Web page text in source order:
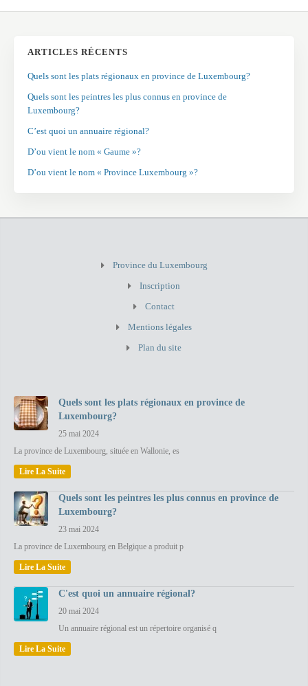
ARTICLES RÉCENTS
Quels sont les plats régionaux en province de Luxembourg?
Quels sont les peintres les plus connus en province de
Luxembourg?
C’est quoi un annuaire régional?
D’ou vient le nom « Gaume »?
D’ou vient le nom « Province Luxembourg »?
Province du Luxembourg
Inscription
Contact
Mentions légales
Plan du site
Quels sont les plats régionaux en province de
Luxembourg?
25 mai 2024
La province de Luxembourg, située en Wallonie, es
Lire La Suite
Quels sont les peintres les plus connus en province de
Luxembourg?
23 mai 2024
La province de Luxembourg en Belgique a produit p
Lire La Suite
C'est quoi un annuaire régional?
20 mai 2024
Un annuaire régional est un répertoire organisé q
Lire La Suite